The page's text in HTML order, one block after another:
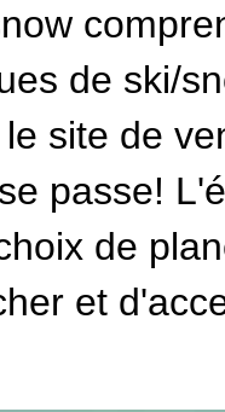
de ski/
site de
passe!
de
et